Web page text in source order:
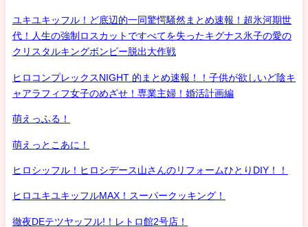
ユキユキッフル！ど底辺的一同驚愕騒然まとめ速報！超氷河期世
代！人生の強制ロスカットですべてを失ったキグナス氷子の愛の
クリスタルキングボンビー脱出大作戦
ヒロコンプレックスNIGHT 的まとめ速報！！子供が欲しいど陰キ
ャアラフィフ女子のめざせ！専業主婦！婚活計画編
萌えっふる！
萌えっとこあに！
ヒロシッフル！ヒロシデース山さんのリフォームひとりDIY！！
ヒロユキユキッフルMAX！スーパークッキング！
徹夜DEテツヤッフル!！レトロ館2号店！